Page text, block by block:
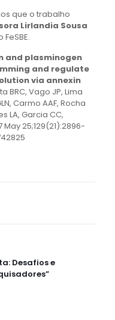
que o trabalho
Lirlandia Sousa
and plasminogen
and regulate
via annexin
BRC, Vago JP, Lima
Carmo AAF, Rocha
LA, Garcia CC,
May 25;129(21):2896-
Desafios e